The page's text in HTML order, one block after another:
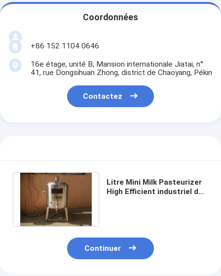
Coordonnées
+86 152 1104 0646
16e étage, unité B, Mansion internationale Jiatai, n°
41, rue Dongsihuan Zhong, district de Chaoyang, Pékin
Contactez
Litre Mini Milk Pasteurizer
High Efficient industriel de
Continuer